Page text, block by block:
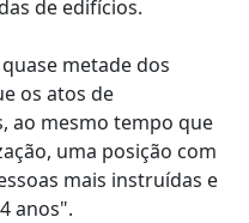
de edifícios.
metade dos
os atos de
ao mesmo tempo que
uma posição com
mais instruídas e
anos".